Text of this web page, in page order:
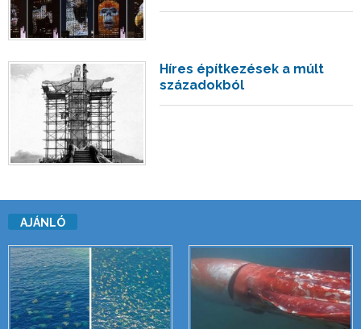
Híres építkezések a múlt
századokból
AJÁNLÓ